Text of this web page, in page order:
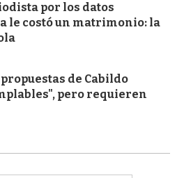
por los datos
le costó un matrimonio: la
de Cabildo
pero requieren